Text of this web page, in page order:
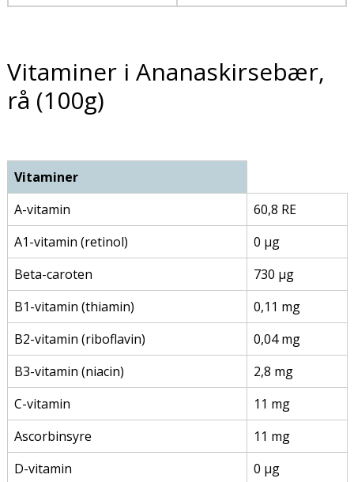
Vitaminer i Ananaskirsebær,
rå (100g)
Vitaminer
A-vitamin
60,8 RE
A1-vitamin (retinol)
0 µg
Beta-caroten
730 µg
B1-vitamin (thiamin)
0,11 mg
B2-vitamin (riboflavin)
0,04 mg
B3-vitamin (niacin)
2,8 mg
C-vitamin
11 mg
Ascorbinsyre
11 mg
D-vitamin
0 µg